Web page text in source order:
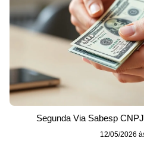
Segunda Via Sabesp
12/05/2026